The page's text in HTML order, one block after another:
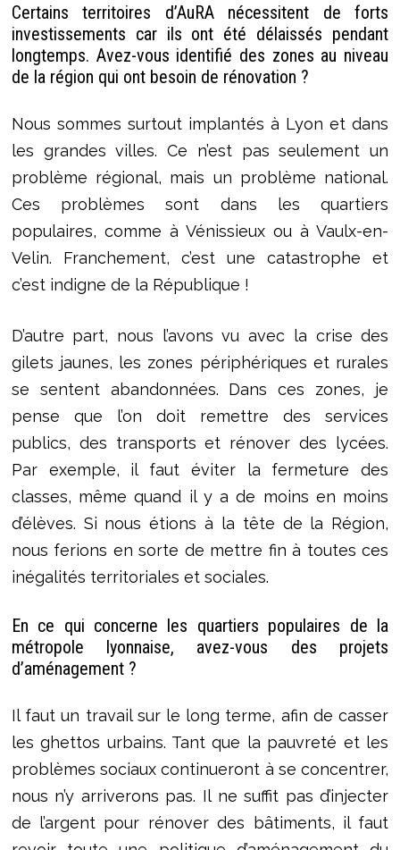
Certains territoires d’AuRA nécessitent de forts
investissements car ils ont été délaissés pendant
longtemps. Avez-vous identifié des zones au niveau
de la région qui ont besoin de rénovation ?
Nous sommes surtout implantés à Lyon et dans
les grandes villes. Ce n’est pas seulement un
problème régional, mais un problème national.
Ces problèmes sont dans les quartiers
populaires, comme à Vénissieux ou à Vaulx-en-
Velin. Franchement, c’est une catastrophe et
c’est indigne de la République !
D’autre part, nous l’avons vu avec la crise des
gilets jaunes, les zones périphériques et rurales
se sentent abandonnées. Dans ces zones, je
pense que l’on doit remettre des services
publics, des transports et rénover des lycées.
Par exemple, il faut éviter la fermeture des
classes, même quand il y a de moins en moins
d’élèves. Si nous étions à la tête de la Région,
nous ferions en sorte de mettre fin à toutes ces
inégalités territoriales et sociales.
En ce qui concerne les quartiers populaires de la
métropole lyonnaise, avez-vous des projets
d’aménagement ?
Il faut un travail sur le long terme, afin de casser
les ghettos urbains. Tant que la pauvreté et les
problèmes sociaux continueront à se concentrer,
nous n’y arriverons pas. Il ne suffit pas d’injecter
de l’argent pour rénover des bâtiments, il faut